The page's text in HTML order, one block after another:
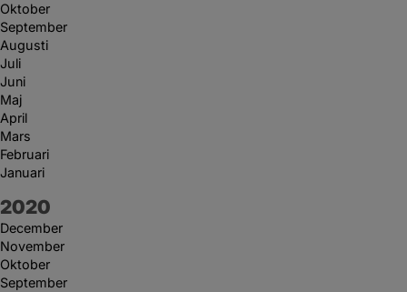
Oktober
September
Augusti
Juli
Juni
Maj
April
Mars
Februari
Januari
År:
2020
December
November
Oktober
September